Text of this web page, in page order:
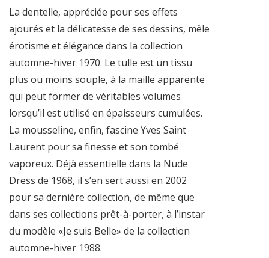
La dentelle, appréciée pour ses effets
ajourés et la délicatesse de ses dessins, mêle
érotisme et élégance dans la collection
automne-hiver 1970. Le tulle est un tissu
plus ou moins souple, à la maille apparente
qui peut former de véritables volumes
lorsqu’il est utilisé en épaisseurs cumulées.
La mousseline, enfin, fascine Yves Saint
Laurent pour sa finesse et son tombé
vaporeux. Déjà essentielle dans la Nude
Dress de 1968, il s’en sert aussi en 2002
pour sa dernière collection, de même que
dans ses collections prêt-à-porter, à l’instar
du modèle «Je suis Belle» de la collection
automne-hiver 1988.